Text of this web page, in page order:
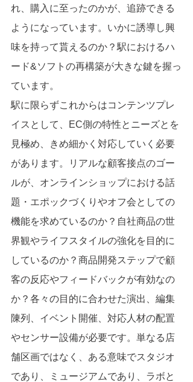
れ、購入に至ったのかが、追跡できる
ようになっています。いかに誘導し興
味を持って貰えるのか？駅におけるハ
ード&ソフトの再構築が大きな鍵を握っ
ています。
駅に限らずこれからはコンテンツプレ
イスとして、EC側の特性とニーズとを
見極め、きめ細かく対応していく必要
があります。リアルな顧客接点のゴー
ルが、オンラインショップにおける話
題・エポックづくりやオフ会としての
機能を求めているのか？自社商品の世
界観やライフスタイルの強化を目的に
しているのか？商品開発ステップで顧
客の反応やフィードバックが有効なの
か？各々の目的に合わせた演出、編集
陳列、イベント開催、対応人材の配置
やセンサー設備が必要です。単なる店
舗区画ではなく、ある意味でスタジオ
であり、ミュージアムであり、ラボと